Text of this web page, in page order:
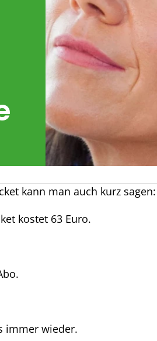
kann man auch kurz
kostet 63 Euro.
immer wieder.